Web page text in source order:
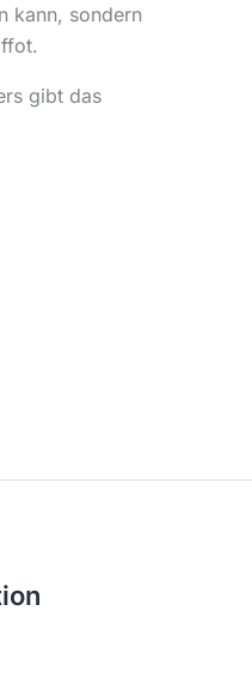
kann, sondern
gibt das